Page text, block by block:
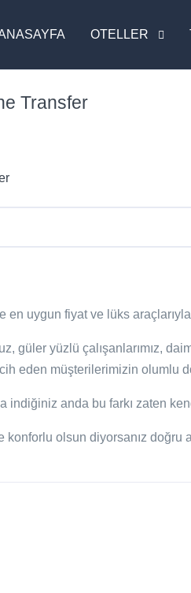
OTELLER
Transfer
en uygun fiyat ve lüks
güler yüzlü çalışanlarımız,
eden müşterilerimizin olumlu
indiğiniz anda bu farkı zaten
konforlu olsun diyorsanız